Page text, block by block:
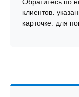
клиентов,
карточке, для